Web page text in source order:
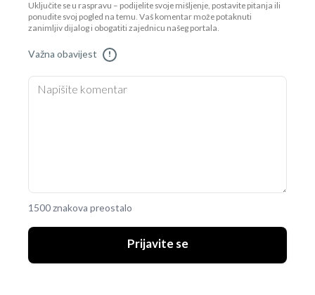
Uključite se u raspravu – podijelite svoje mišljenje, postavite pitanja ili
ponudite svoj pogled na temu. Vaš komentar može potaknuti
zanimljiv dijalog i obogatiti zajednicu našeg portala.
Važna obavijest !
1500 znakova preostalo
Prijavite se